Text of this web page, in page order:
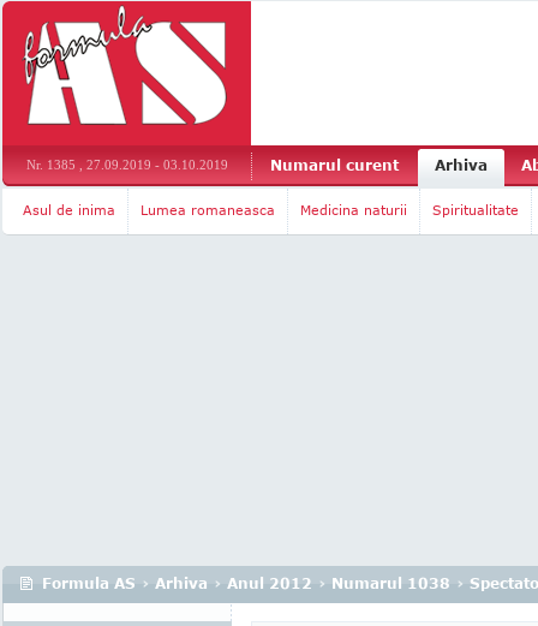
Nr. 1385 , 27.09.2019 - 03.10.2019 Numarul curent Arhiva
Asul de inima Lumea romaneasca Medicina naturii Spiritualitate
Formula AS › Arhiva › Anul 2012 › Numarul 1038 ›